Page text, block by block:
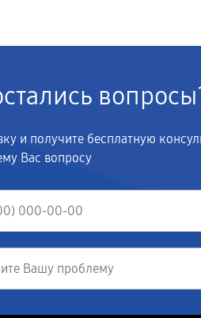
и получите бесплатную
Вас вопросу